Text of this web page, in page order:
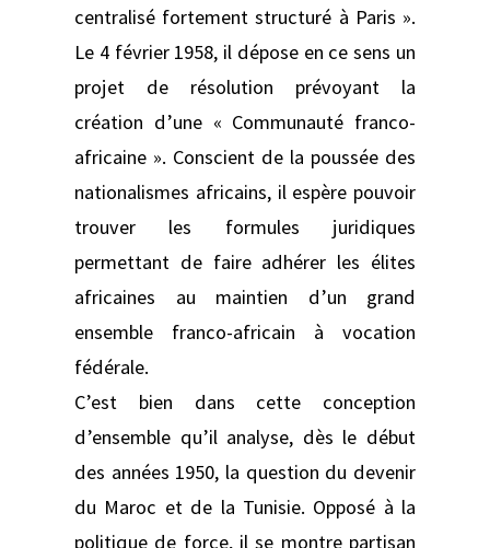
centralisé fortement structuré à Paris ».
Le 4 février 1958, il dépose en ce sens un
projet de résolution prévoyant la
création d’une « Communauté franco-
africaine ». Conscient de la poussée des
nationalismes africains, il espère pouvoir
trouver les formules juridiques
permettant de faire adhérer les élites
africaines au maintien d’un grand
ensemble franco-africain à vocation
fédérale.
C’est bien dans cette conception
d’ensemble qu’il analyse, dès le début
des années 1950, la question du devenir
du Maroc et de la Tunisie. Opposé à la
politique de force, il se montre partisan